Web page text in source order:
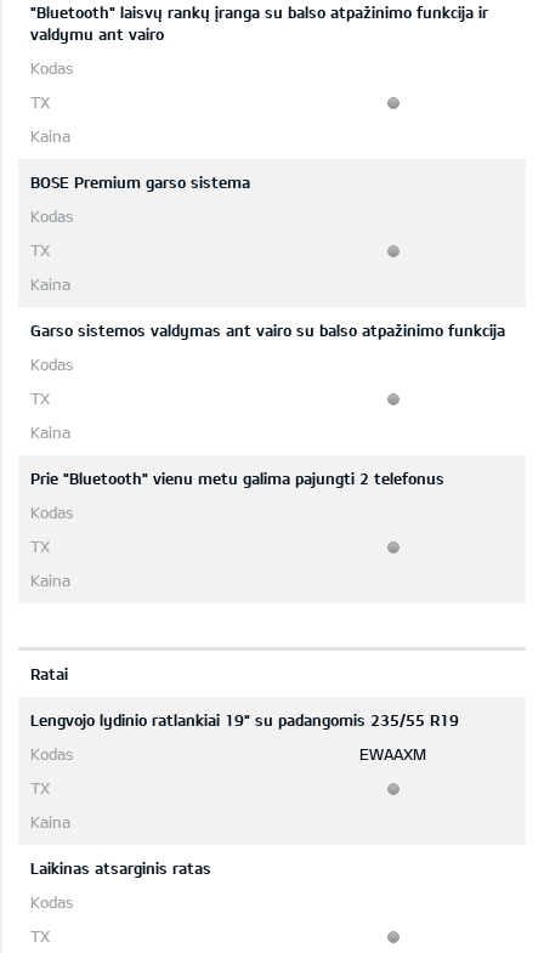
"Bluetooth" laisvų rankų įranga su balso atpažinimo funkcija ir
valdymu ant vairo
BOSE Premium garso sistema
Garso sistemos valdymas ant vairo su balso atpažinimo funkcija
Prie "Bluetooth" vienu metu galima pajungti 2 telefonus
Ratai
Lengvojo lydinio ratlankiai 19" su padangomis 235/55 R19
EWAAXM
Laikinas atsarginis ratas